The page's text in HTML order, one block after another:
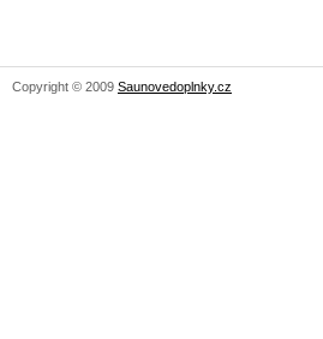
Copyright © 2009 Saunovedoplnky.cz